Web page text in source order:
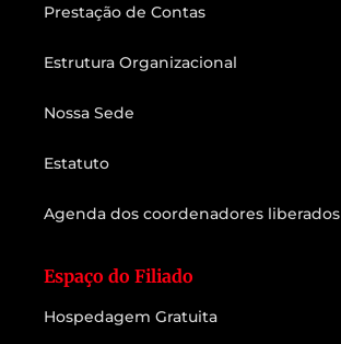
Prestação de Contas
Estrutura Organizacional
Nossa Sede
Estatuto
Agenda dos coordenadores liberados
Espaço do Filiado
Hospedagem Gratuita